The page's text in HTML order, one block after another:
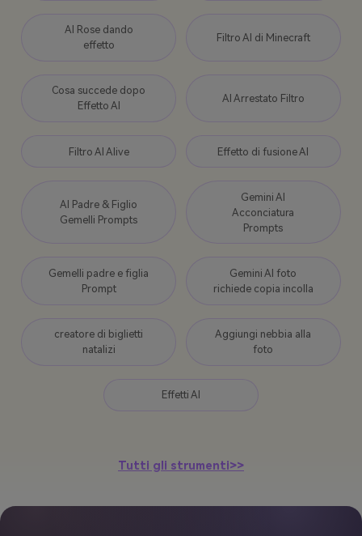
AI Rose dando
effetto
Filtro AI di Minecraft
Cosa succede dopo
Effetto AI
AI Arrestato Filtro
Filtro AI Alive Effetto di fusione AI
AI Padre & Figlio
Gemelli Prompts
Gemini AI
Acconciatura
Prompts
Gemelli padre e figlia
Prompt
Gemini AI foto
richiede copia incolla
creatore di biglietti
natalizi
Aggiungi nebbia alla
foto
Effetti AI
Tutti gli strumenti>>